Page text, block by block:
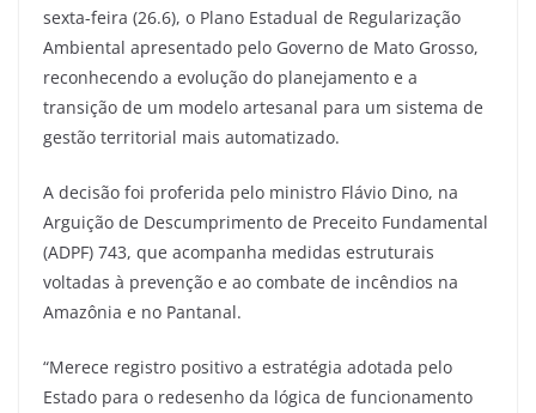
sexta-feira (26.6), o Plano Estadual de Regularização
Ambiental apresentado pelo Governo de Mato Grosso,
reconhecendo a evolução do planejamento e a
transição de um modelo artesanal para um sistema de
gestão territorial mais automatizado.
A decisão foi proferida pelo ministro Flávio Dino, na
Arguição de Descumprimento de Preceito Fundamental
(ADPF) 743, que acompanha medidas estruturais
voltadas à prevenção e ao combate de incêndios na
Amazônia e no Pantanal.
“Merece registro positivo a estratégia adotada pelo
Estado para o redesenho da lógica de funcionamento